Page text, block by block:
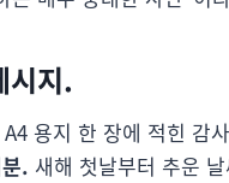
시지.
용지 한 장에 적힌 감
. 새해 첫날부터 추운